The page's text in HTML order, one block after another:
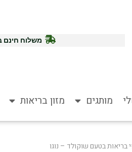
משלוח חינם
מותגים מזון בריאות
בריאות בטעם שוקולד – נוגו